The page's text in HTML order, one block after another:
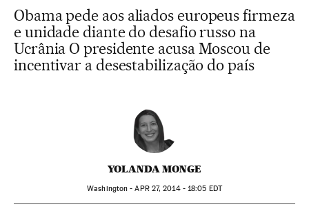
Obama pede aos aliados europeus firmeza
e unidade diante do desafio russo na
Ucrânia O presidente acusa Moscou de
incentivar a desestabilização do país
YOLANDA MONGE
Washington -APR27, 2014 - 18:05 EDT